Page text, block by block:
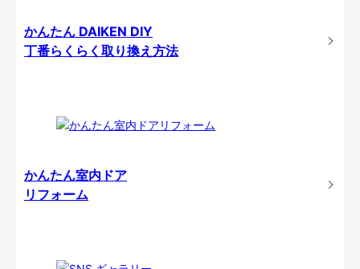
かんたん DAIKEN DIY
丁番らくらく取り換え方法
かんたん室内ドア
リフォーム